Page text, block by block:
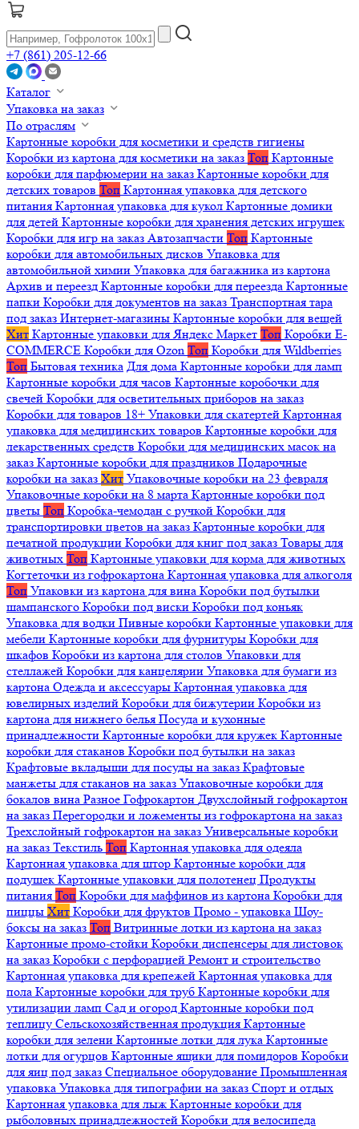
+7 (861) 205-12-66
Каталог
Упаковка на заказ
По отраслям
Картонные коробки для косметики и средств гигиены
Коробки из картона для косметики на заказ Топ Картонные
коробки для парфюмерии на заказ Картонные коробки для
детских товаров Топ Картонная упаковка для детского
питания Картонная упаковка для кукол Картонные домики
для детей Картонные коробки для хранения детских игрушек
Коробки для игр на заказ Автозапчасти Топ Картонные
коробки для автомобильных дисков Упаковка для
автомобильной химии Упаковка для багажника из картона
Архив и переезд Картонные коробки для переезда Картонные
папки Коробки для документов на заказ Транспортная тара
под заказ Интернет-магазины Картонные коробки для вещей
Хит Картонные упаковки для Яндекс Маркет Топ Коробки E-
COMMERCE Коробки для Ozon Топ Коробки для Wildberries
Топ Бытовая техника Для дома Картонные коробки для ламп
Картонные коробки для часов Картонные коробочки для
свечей Коробки для осветительных приборов на заказ
Коробки для товаров 18+ Упаковки для скатертей Картонная
упаковка для медицинских товаров Картонные коробки для
лекарственных средств Коробки для медицинских масок на
заказ Картонные коробки для праздников Подарочные
коробки на заказ Хит Упаковочные коробки на 23 февраля
Упаковочные коробки на 8 марта Картонные коробки под
цветы Топ Коробка-чемодан с ручкой Коробки для
транспортировки цветов на заказ Картонные коробки для
печатной продукции Коробки для книг под заказ Товары для
животных Топ Картонные упаковки для корма для животных
Когтеточки из гофрокартона Картонная упаковка для алкоголя
Топ Упаковки из картона для вина Коробки под бутылки
шампанского Коробки под виски Коробки под коньяк
Упаковка для водки Пивные коробки Картонные упаковки для
мебели Картонные коробки для фурнитуры Коробки для
шкафов Коробки из картона для столов Упаковки для
стеллажей Коробки для канцелярии Упаковка для бумаги из
картона Одежда и аксессуары Картонная упаковка для
ювелирных изделий Коробки для бижутерии Коробки из
картона для нижнего белья Посуда и кухонные
принадлежности Картонные коробки для кружек Картонные
коробки для стаканов Коробки под бутылки на заказ
Крафтовые вкладыши для посуды на заказ Крафтовые
манжеты для стаканов на заказ Упаковочные коробки для
бокалов вина Разное Гофрокартон Двухслойный гофрокартон
на заказ Перегородки и ложементы из гофрокартона на заказ
Трехслойный гофрокартон на заказ Универсальные коробки
на заказ Текстиль Топ Картонная упаковка для одеяла
Картонная упаковка для штор Картонные коробки для
подушек Картонные упаковки для полотенец Продукты
питания Топ Коробки для маффинов из картона Коробки для
пиццы Хит Коробки для фруктов Промо - упаковка Шоу-
боксы на заказ Топ Витринные лотки из картона на заказ
Картонные промо-стойки Коробки диспенсеры для листовок
на заказ Коробки с перфорацией Ремонт и строительство
Картонная упаковка для крепежей Картонная упаковка для
пола Картонные коробки для труб Картонные коробки для
утилизации ламп Сад и огород Картонные коробки под
теплицу Сельскохозяйственная продукция Картонные
коробки для зелени Картонные лотки для лука Картонные
лотки для огурцов Картонные ящики для помидоров Коробки
для яиц под заказ Специальное оборудование Промышленная
упаковка Упаковка для типографии на заказ Спорт и отдых
Картонная упаковка для лыж Картонные коробки для
рыболовных принадлежностей Коробки для велосипеда